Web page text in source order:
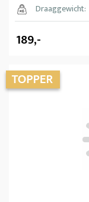
Draaggewicht:
189,-